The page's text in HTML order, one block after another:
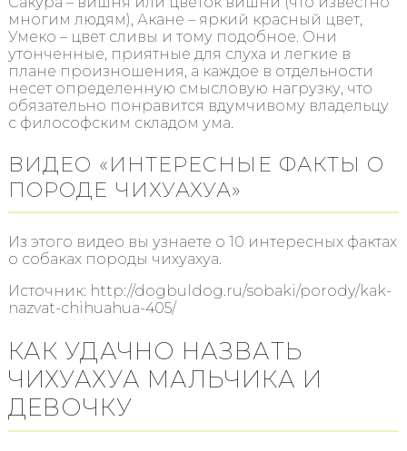
многим людям), Акане – яркий красный цвет,
Умеко – цвет сливы и тому подобное. Они
утонченные, приятные для слуха и легкие в
плане произношения, а каждое в отдельности
несет определенную смысловую нагрузку, что
обязательно понравится вдумчивому владельцу
с философским складом ума.
ВИДЕО «ИНТЕРЕСНЫЕ ФАКТЫ О
ПОРОДЕ ЧИХУАХУА»
Из этого видео вы узнаете о 10 интересных фактах
о собаках породы чихуахуа.
Источник: http://dogbuldog.ru/sobaki/porody/kak-
nazvat-chihuahua-405/
КАК УДАЧНО НАЗВАТЬ
ЧИХУАХУА МАЛЬЧИКА И
ДЕВОЧКУ